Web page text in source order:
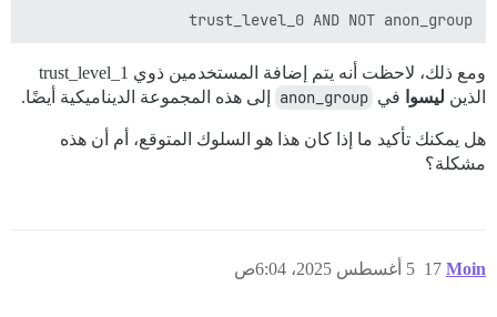
trust_level_0 AND NOT anon_group
ومع ذلك، لاحظت أنه يتم إضافة المستخدمين ذوي trust_level_1
الذين ليسوا في anon_group إلى هذه المجموعة الديناميكية أيضًا.
هل يمكنك تأكيد ما إذا كان هذا هو السلوك المتوقع، أم أن هذه
مشكلة؟
Moin 5 أغسطس 2025، 6:04ص 17